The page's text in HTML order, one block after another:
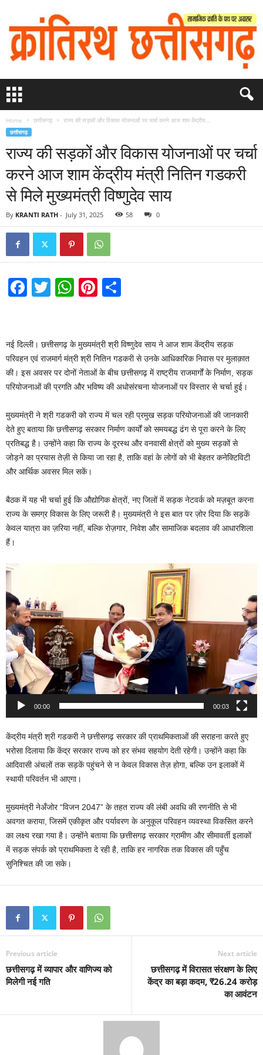
Home छत्तीसगढ़ राज्य की सड़कों और विकास योजनाओं पर चर्चा करने आज शाम केंद्रीय...
छत्तीसगढ़
राज्य की सड़कों और विकास योजनाओं पर चर्चा
करने आज शाम केंद्रीय मंत्री नितिन गडकरी
से मिले मुख्यमंत्री विष्णुदेव साय
By KRANTI RATH - July 31, 2025 58 0
F
e
b
o
k
T
er
W
s
A
p
Pi
e
st
e
नई दिल्ली। छत्तीसगढ़ के मुख्यमंत्री श्री विष्णुदेव साय ने आज शाम केंद्रीय सड़क
परिवहन एवं राजमार्ग मंत्री श्री नितिन गडकरी से उनके आधिकारिक निवास पर मुलाक़ात
की। इस अवसर पर दोनों नेताओं के बीच छत्तीसगढ़ में राष्ट्रीय राजमार्गों के निर्माण, सड़क
परियोजनाओं की प्रगति और भविष्य की अधोसंरचना योजनाओं पर विस्तार से चर्चा हुई।
मुख्यमंत्री ने श्री गडकरी को राज्य में चल रही प्रमुख सड़क परियोजनाओं की जानकारी
देते हुए बताया कि छत्तीसगढ़ सरकार निर्माण कार्यों को समयबद्ध ढंग से पूरा करने के लिए
प्रतिबद्ध है। उन्होंने कहा कि राज्य के दूरस्थ और वनवासी क्षेत्रों को मुख्य सड़कों से
जोड़ने का प्रयास तेज़ी से किया जा रहा है, ताकि वहां के लोगों को भी बेहतर कनेक्टिविटी
और आर्थिक अवसर मिल सकें।
बैठक में यह भी चर्चा हुई कि औद्योगिक क्षेत्रों, नए जिलों में सड़क नेटवर्क को मज़बूत करना
राज्य के समग्र विकास के लिए जरूरी है। मुख्यमंत्री ने इस बात पर ज़ोर दिया कि सड़कें
केवल यात्रा का ज़रिया नहीं, बल्कि रोज़गार, निवेश और सामाजिक बदलाव की आधारशिला
हैं।
Video
00:00 00:03
केंद्रीय मंत्री श्री गडकरी ने छत्तीसगढ़ सरकार की प्राथमिकताओं की सराहना करते हुए
भरोसा दिलाया कि केंद्र सरकार राज्य को हर संभव सहयोग देती रहेगी। उन्होंने कहा कि
आदिवासी अंचलों तक सड़कें पहुंचने से न केवल विकास तेज़ होगा, बल्कि उन इलाकों में
स्थायी परिवर्तन भी आएगा।
मुख्यमंत्री नेअँजोर “विजन 2047” के तहत राज्य की लंबी अवधि की रणनीति से भी
अवगत कराया, जिसमें एकीकृत और पर्यावरण के अनुकूल परिवहन व्यवस्था विकसित करने
का लक्ष्य रखा गया है। उन्होंने बताया कि छत्तीसगढ़ सरकार ग्रामीण और सीमावर्ती इलाकों
में सड़क संपर्क को प्राथमिकता दे रही है, ताकि हर नागरिक तक विकास की पहुँच
सुनिश्चित की जा सके।
Previous article
छत्तीसगढ़ में व्यापार और वाणिज्य को
मिलेगी नई गति
Next article
छत्तीसगढ़ में विरासत संरक्षण के लिए
केंद्र का बड़ा कदम, ₹26.24 करोड़
का आवंटन